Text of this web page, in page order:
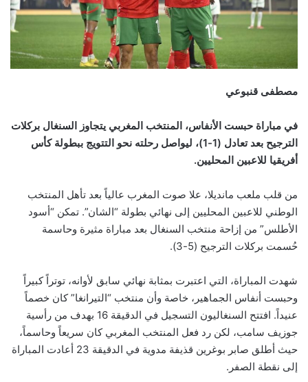
مصطفى قنبوعي
في مباراة حبست الأنفاس، المنتخب المغربي يتجاوز السنغال بركلات
الترجيح بعد تعادل (1-1)، ليواصل رحلته نحو التتويج ببطولة كأس
أفريقيا للاعبين المحليين.
من قلب ملعب مانديلا، علا صوت المغرب عالياً بعد تأهل المنتخب
الوطني للاعبين المحليين إلى نهائي بطولة “الشان”. تمكن “أسود
الأطلس” من إزاحة منتخب السنغال بعد مباراة مثيرة وحاسمة
حُسمت بركلات الترجيح (5-3).
شهدت المباراة، التي اعتبرت بمثابة نهائي سابق لأوانه، توتراً كبيراً
وحبست أنفاس الجماهير، خاصة وأن منتخب “التيرانغا” كان خصماً
عنيداً. افتتح السنغاليون التسجيل في الدقيقة 16 بهدف من رأسية
جوزيف سامب، لكن رد فعل المنتخب المغربي كان سريعاً وحاسماً،
حيث أطلق صابر بوغرين قذيفة مدوية في الدقيقة 23 أعادت المباراة
إلى نقطة الصفر.